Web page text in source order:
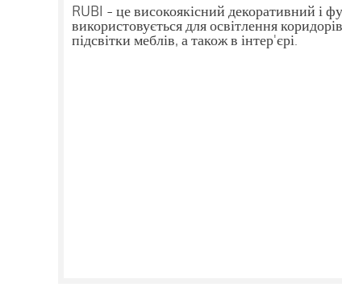
RUBI - це високоякісний декоративний і
використовується для освітлення
підсвітки меблів, а також в інтер'єрі.